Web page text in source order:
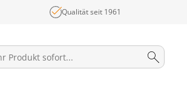
Qualität seit 1961